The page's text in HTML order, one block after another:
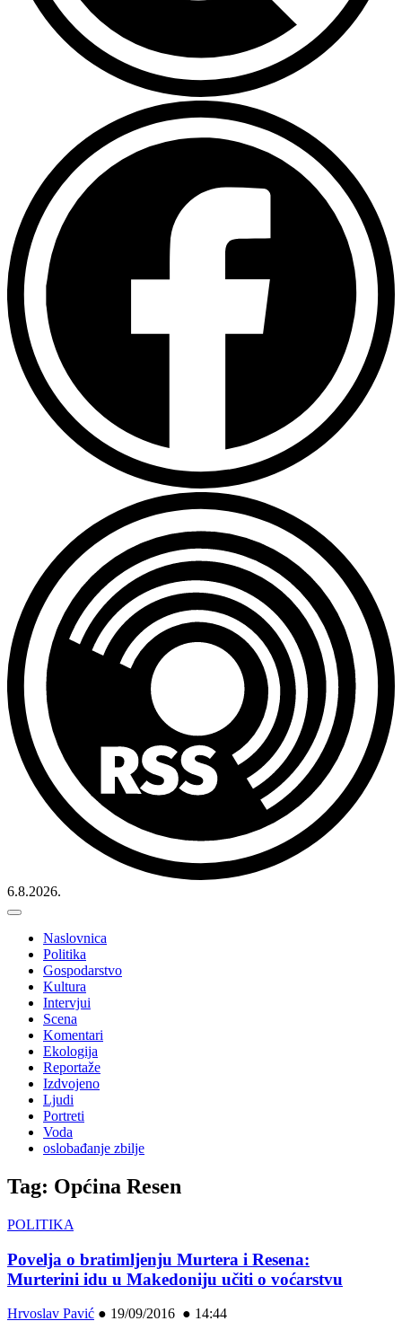
6.8.2026.
Naslovnica
Politika
Gospodarstvo
Kultura
Intervjui
Scena
Komentari
Ekologija
Reportaže
Izdvojeno
Ljudi
Portreti
Voda
oslobađanje zbilje
Tag: Općina Resen
POLITIKA
Povelja o bratimljenju Murtera i Resena:
Murterini idu u Makedoniju učiti o voćarstvu
Hrvoslav Pavić ● 19/09/2016 ● 14:44